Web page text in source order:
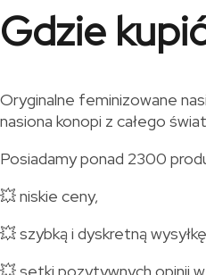
Gdzie
Oryginalne feminizowane
nasiona konopi z całego
Posiadamy ponad 2300
💥 niskie ceny,
💥 szybką i dyskretną
💥 setki pozytywnych opinii